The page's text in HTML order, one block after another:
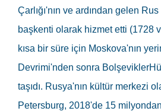
Çarlığı'nın ve ardından gelen
başkenti olarak hizmet etti (1728
kısa bir süre için Moskova'nın
Devrimi'nden sonra
taşıdı. Rusya'nın kültür merkezi
Petersburg, 2018'de 15